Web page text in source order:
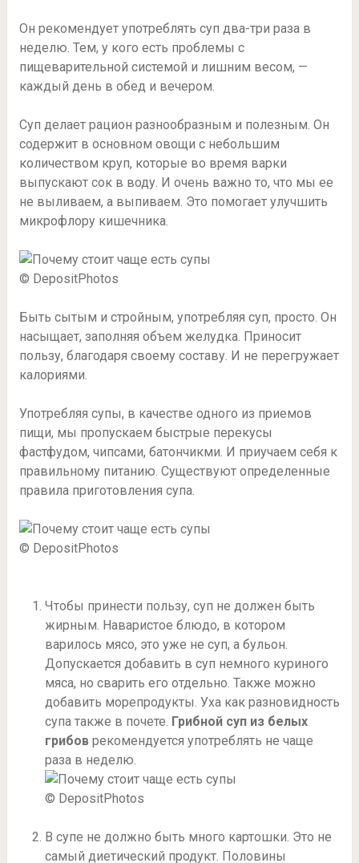
Он рекомендует употреблять суп два-три раза в
неделю. Тем, у кого есть проблемы с
пищеварительной системой и лишним весом, —
каждый день в обед и вечером.
Суп делает рацион разнообразным и полезным. Он
содержит в основном овощи с небольшим
количеством круп, которые во время варки
выпускают сок в воду. И очень важно то, что мы ее
не выливаем, а выпиваем. Это помогает улучшить
микрофлору кишечника.
© DepositPhotos
Быть сытым и стройным, употребляя суп, просто. Он
насыщает, заполняя объем желудка. Приносит
пользу, благодаря своему составу. И не перегружает
калориями.
Употребляя супы, в качестве одного из приемов
пищи, мы пропускаем быстрые перекусы
фастфудом, чипсами, батончикми. И приучаем себя к
правильному питанию. Существуют определенные
правила приготовления супа.
© DepositPhotos
Чтобы принести пользу, суп не должен быть
жирным. Наваристое блюдо, в котором
варилось мясо, это уже не суп, а бульон.
Допускается добавить в суп немного куриного
мяса, но сварить его отдельно. Также можно
добавить морепродукты. Уха как разновидность
супа также в почете. Грибной суп из белых
грибоврекомендуется употреблять не чаще
раза в неделю.
© DepositPhotos
В супе не должно быть много картошки. Это не
самый диетический продукт. Половины